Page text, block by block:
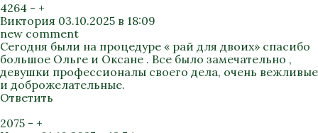
4264 - +
Виктория 03.10.2025 в 18:09
new comment
Сегодня были на процедуре « рай для двоих» спасибо
большое Ольге и Оксане . Все было замечательно ,
девушки профессионалы своего дела, очень вежливые
и доброжелательные.
Ответить
2075 - +